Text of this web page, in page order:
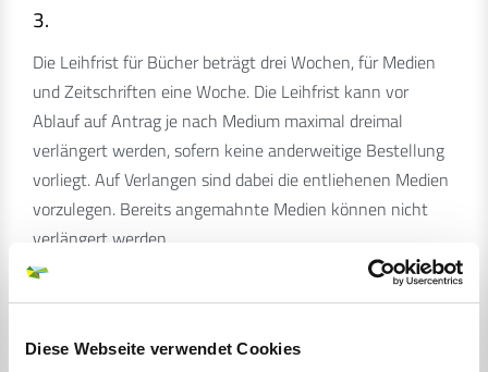
Diese Webseite verwendet Cookies
3.
Die Leihfrist für Bücher beträgt drei Wochen, für Medien
und Zeitschriften eine Woche. Die Leihfrist kann vor
Ablauf auf Antrag je nach Medium maximal dreimal
verlängert werden, sofern keine anderweitige Bestellung
vorliegt. Auf Verlangen sind dabei die entliehenen Medien
vorzulegen. Bereits angemahnte Medien können nicht
verlängert werden.
4.
unaufgefordert zurückzugeben; die Bücherei kann Medien